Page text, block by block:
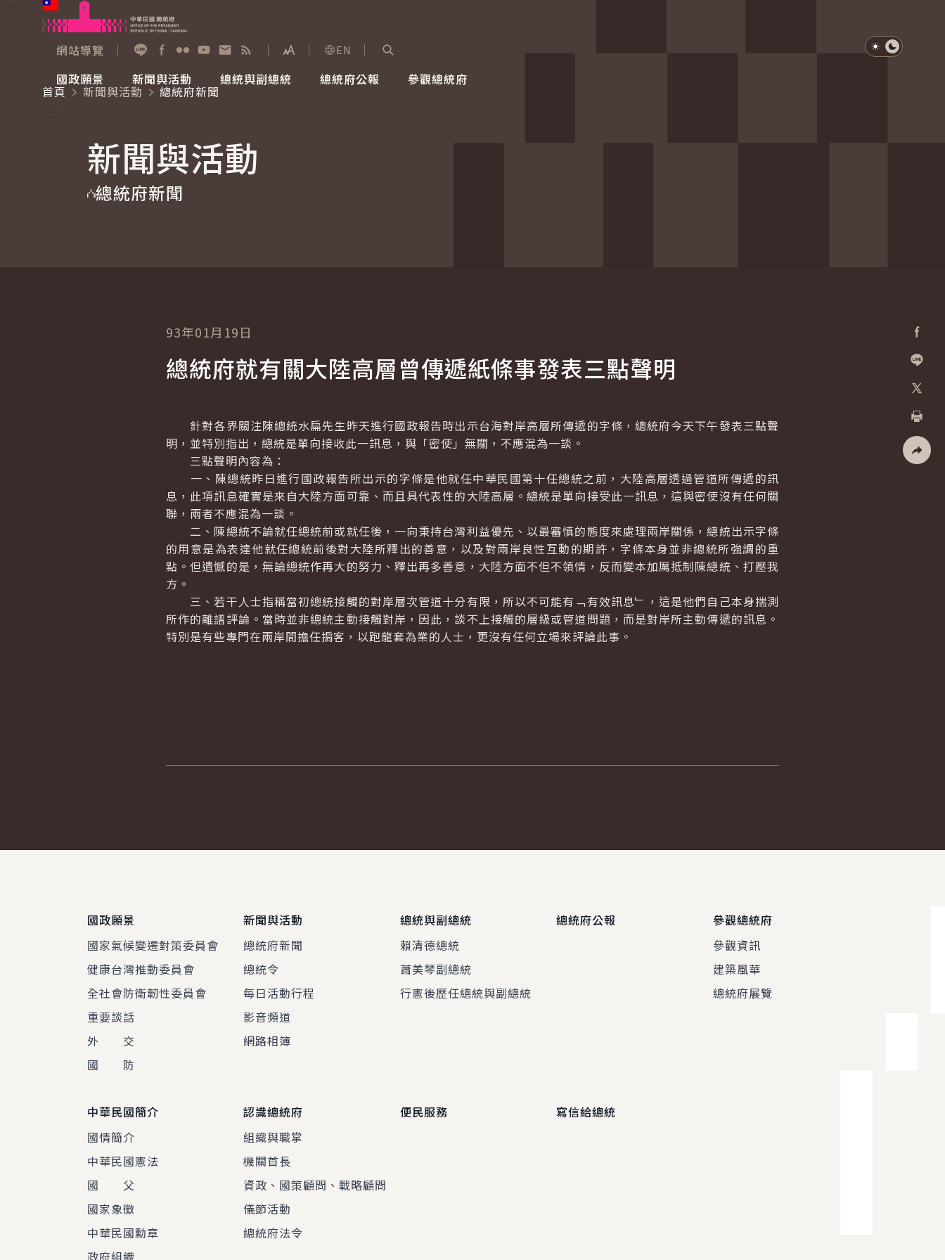
跳到主要內容
網站導覽
展開字級選單
EN
國政願景
國家氣候變遷對策委員會
重要談話
新聞與活動
總統府新聞
影音頻道
總統與副總統
賴清德總統
總統府公報 參觀總統府
參觀資訊
淺色模式
深色模式
首頁
新聞與活動
總統府新聞
新聞與活動
總統府新聞
加入好
列印
93年01月19日
總統府就有關大陸高層曾傳遞紙條事發表三點聲明
針對各界關注陳總統水扁先生昨天進行國政報告時出示台海對岸高層所傳遞的字條，總統府今天下午發表三點聲
明，並特別指出，總統是單向接收此一訊息，與「密使」無關，不應混為一談。
三點聲明內容為：
一、陳總統昨日進行國政報告所出示的字條是他就任中華民國第十任總統之前，大陸高層透過管道所傳遞的訊
息，此項訊息確實是來自大陸方面可靠、而且具代表性的大陸高層。總統是單向接受此一訊息，這與密使沒有任何關
聯，兩者不應混為一談。
二、陳總統不論就任總統前或就任後，一向秉持台灣利益優先、以最審慎的態度來處理兩岸關係，總統出示字條
的用意是為表達他就任總統前後對大陸所釋出的善意，以及對兩岸良性互動的期許，字條本身並非總統所強調的重
點。但遺憾的是，無論總統作再大的努力、釋出再多善意，大陸方面不但不領情，反而變本加厲抵制陳總統、打壓我
方。
三、若干人士指稱當初總統接觸的對岸層次管道十分有限，所以不可能有﹁有效訊息﹂，這是他們自己本身揣測
所作的離譜評論。當時並非總統主動接觸對岸，因此，談不上接觸的層級或管道問題，而是對岸所主動傳遞的訊息。
特別是有些專門在兩岸間擔任掮客，以跑龍套為業的人士，更沒有任何立場來評論此事。
國政願景
國家氣候變遷對策委員會
健康台灣推動委員會
全社會防衛韌性委員會
重要談話
外 交
國 防
新聞與活動
總統府新聞
總統令
每日活動行程
影音頻道
網路相簿
總統與副總統
賴清德總統
蕭美琴副總統
行憲後歷任總統與副總統
總統府公報
參觀總統府
參觀資訊
建築風華
總統府展覽
中華民國簡介
國情簡介
中華民國憲法
國 父
國家象徵
中華民國勳章
政府組織
認識總統府
組織與職掌
機關首長
資政、國策顧問、戰略顧問
儀節活動
總統府法令
便民服務 寫信給總統